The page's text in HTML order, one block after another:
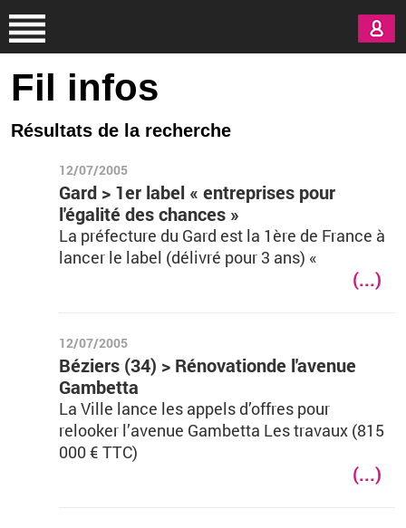
Fil infos
Résultats de la recherche
12/07/2005
Gard > 1er label « entreprises pour
l'égalité des chances »
La préfecture du Gard est la 1ère de France à
lancer le label (délivré pour 3 ans) «
(...)
12/07/2005
Béziers (34) > Rénovationde l'avenue
Gambetta
La Ville lance les appels d’offres pour
relooker l’avenue Gambetta Les travaux (815
000 € TTC)
(...)